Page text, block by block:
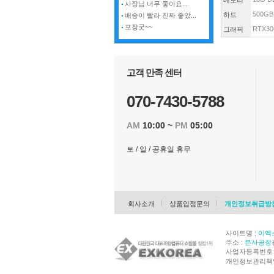
사장님 너무 좋아요...
배송이 빨라 진짜 좋았...
포장굿~~
하드
그래픽
고객 만족 센터
070-7430-5788
AM 10:00 ~ PM 05:00
토 / 일 / 공휴일 휴무
회사소개 상품입점문의 개인정보취급방
사이트명 : 이엑
주소 : 본사공장
사업자등록번
개인정보관리